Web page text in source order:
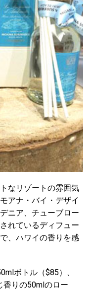
なリゾートの雰囲気
モアナ・バイ・デザイ
ニア、チューブロー
れているディフュー
、ハワイの香りを感
ボトル（$85）、
香りの50mlのロー